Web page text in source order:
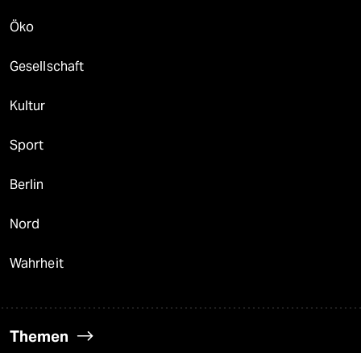
Öko
Gesellschaft
Kultur
Sport
Berlin
Nord
Wahrheit
Themen